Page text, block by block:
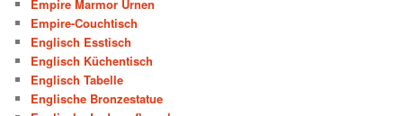
Empire Marmor Urnen
Empire-Couchtisch
Englisch Esstisch
Englisch Küchentisch
Englisch Tabelle
Englische Bronzestatue